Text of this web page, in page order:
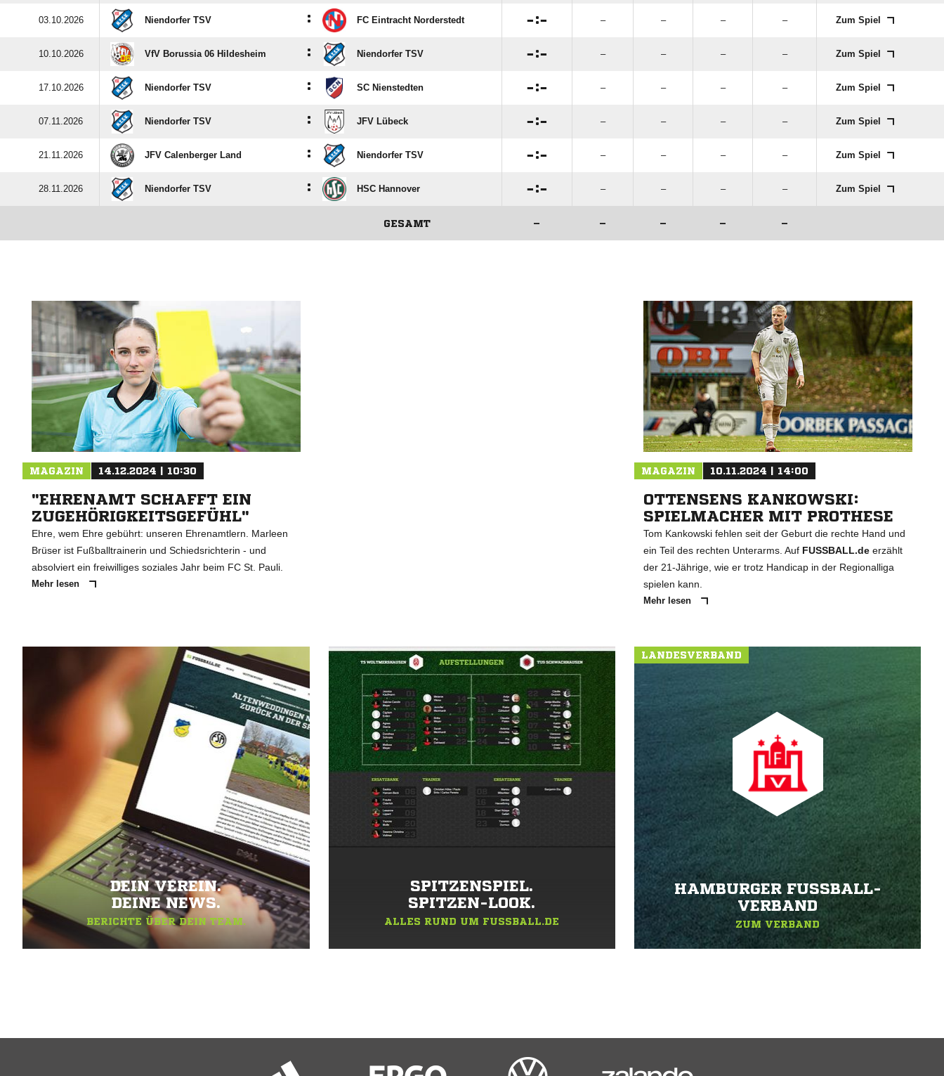
03.10.2026 Niendorfer TSV : FC Eintracht Norderstedt : – – – – Zum Spiel
10.10.2026 VfV Borussia 06 Hildesheim : Niendorfer TSV : – – – – Zum Spiel
17.10.2026 Niendorfer TSV : SC Nienstedten : – – – – Zum Spiel
07.11.2026 Niendorfer TSV : JFV Lübeck : – – – – Zum Spiel
21.11.2026 JFV Calenberger Land : Niendorfer TSV : – – – – Zum Spiel
28.11.2026 Niendorfer TSV : HSC Hannover : – – – – Zum Spiel
GESAMT – – – – –
MAGAZIN 14.12.2024 | 10:30
"EHRENAMT SCHAFFT EIN
ZUGEHÖRIGKEITSGEFÜHL"
Ehre, wem Ehre gebührt: unseren Ehrenamtlern. Marleen
Brüser ist Fußballtrainerin und Schiedsrichterin - und
absolviert ein freiwilliges soziales Jahr beim FC St. Pauli.
Mehr lesen
MAGAZIN 10.11.2024 | 14:00
OTTENSENS KANKOWSKI:
SPIELMACHER MIT PROTHESE
Tom Kankowski fehlen seit der Geburt die rechte Hand und
ein Teil des rechten Unterarms. Auf FUSSBALL.de erzählt
der 21-Jährige, wie er trotz Handicap in der Regionalliga
spielen kann.
Mehr lesen
DEIN VEREIN.
DEINE NEWS.
BERICHTE ÜBER DEIN TEAM.
SPITZENSPIEL.
SPITZEN-LOOK.
ALLES RUND UM FUSSBALL.DE
LANDESVERBAND
HAMBURGER FUSSBALL-V
ERBAND
ZUM VERBAND